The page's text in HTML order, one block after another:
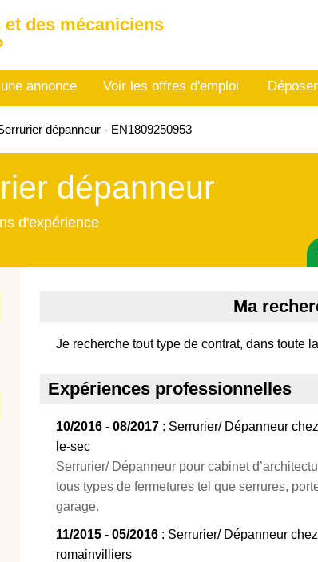
des mécaniciens
annonce Voir les offres d'emploi
dépanneur - EN1809250953
dépanneur
d'expérience
Ma
Je recherche tout type de contrat, dans toute
Expériences professionnelles
10/2016 - 08/2017 : Serrurier/ Dépanneur
le-sec
Serrurier/ Dépanneur pour cabinet
tous types de fermetures tel que serrures,
garage.
11/2015 - 05/2016 : Serrurier/ Dépanneur
romainvilliers